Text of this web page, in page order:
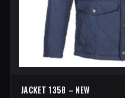
JACKET 1358 – NEW